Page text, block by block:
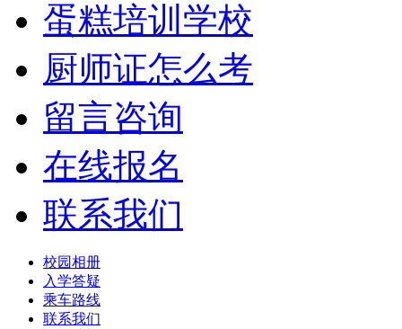
蛋糕培训学校
厨师证怎么考
留言咨询
在线报名
联系我们
校园相册
入学答疑
乘车路线
联系我们